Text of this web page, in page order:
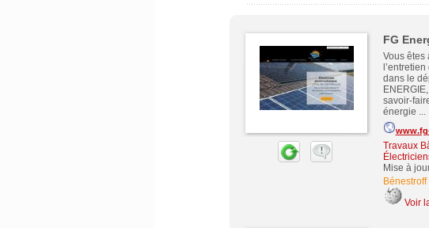
FG
Vous êtes
dans le
savoir-
énergie ...
Travaux
Mise à
Bénestroff
Voir